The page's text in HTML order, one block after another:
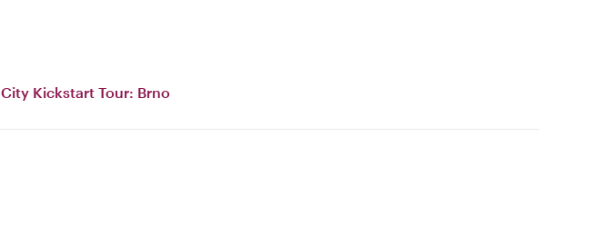
City Kickstart Tour: Brno